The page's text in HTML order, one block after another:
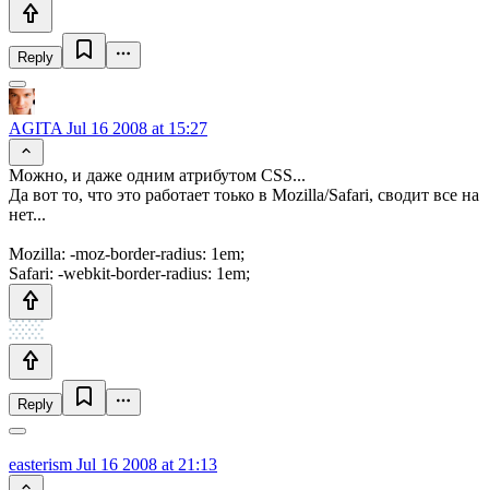
Reply
AGITA Jul 16 2008 at 15:27
Можно, и даже одним атрибутом CSS...
Да вот то, что это работает тоько в Mozilla/Safari, сводит все на
нет...
Mozilla: -moz-border-radius: 1em;
Safari: -webkit-border-radius: 1em;
Reply
easterism Jul 16 2008 at 21:13